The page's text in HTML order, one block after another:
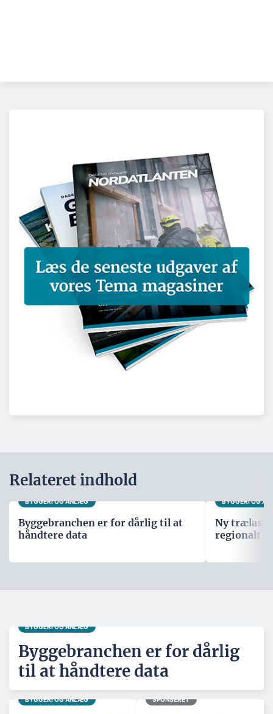
Relateret indhold
BYGGERI OG ANLÆG
Byggebranchen er for dårlig til at
håndtere data
BYGGERI OG
Ny trælast i
regionalt
BYGGERI OG ANLÆG
Byggebranchen er for dårlig
til at håndtere data
BYGGERI OG ANLÆG SPONSERET